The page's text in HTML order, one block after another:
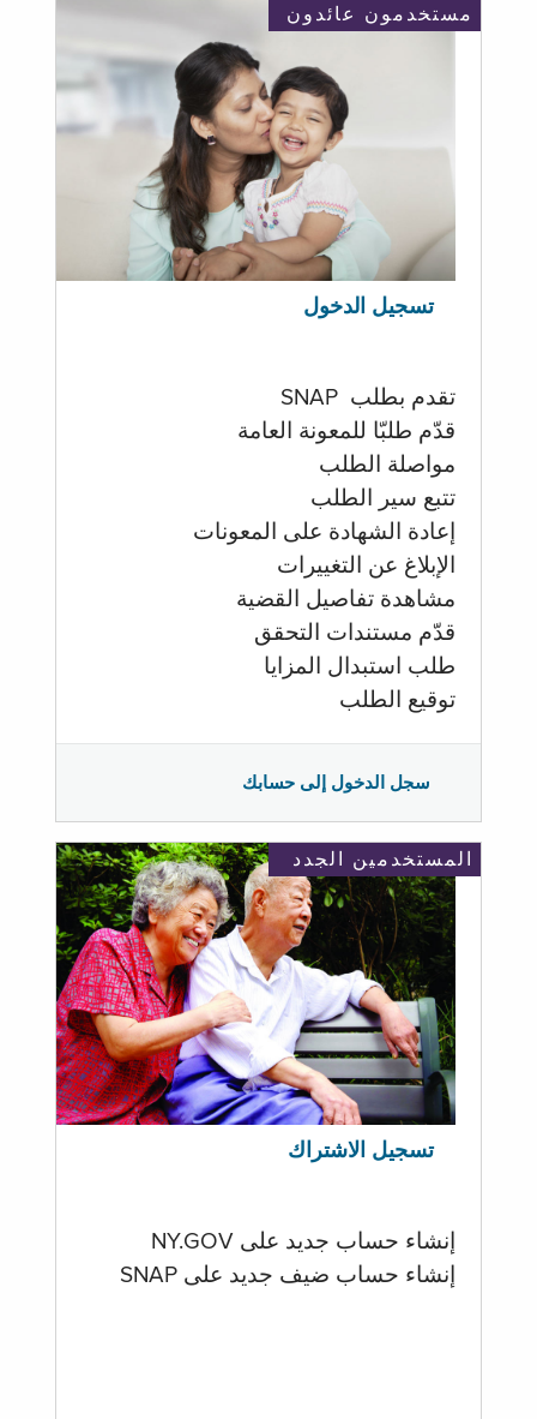
مستخدمون عائدون
تسجيل الدخول
تقدم بطلب SNAP
قدّم طلبّا للمعونة العامة
مواصلة الطلب
تتبع سير الطلب
إعادة الشهادة على المعونات
الإبلاغ عن التغييرات
مشاهدة تفاصيل القضية
قدّم مستندات التحقق
طلب استبدال المزايا
توقيع الطلب
سجل الدخول إلى حسابك
المستخدمين الجدد
تسجيل الاشتراك
إنشاء حساب جديد على NY.GOV
إنشاء حساب ضيف جديد على SNAP